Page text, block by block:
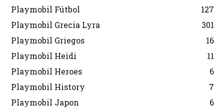
Playmobil Fútbol
127
Playmobil Grecia Lyra
301
Playmobil Griegos
16
Playmobil Heidi
11
Playmobil Heroes
6
Playmobil History
7
Playmobil Japon
6